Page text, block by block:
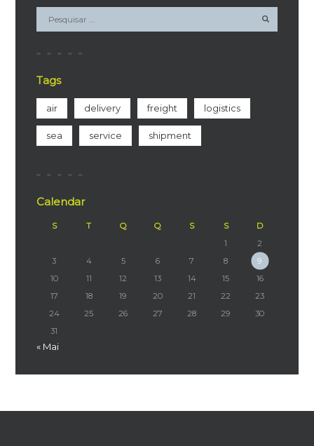
Tags
air delivery freight logistics
sea service shipment
Calendar
S T Q Q S S
D
1
2
3
4 5 6 7 8
9
10
11 12 13 14 15
16
17
18 19 20 21 22
23
24
25 26 27 28 29
30
31
« Mai